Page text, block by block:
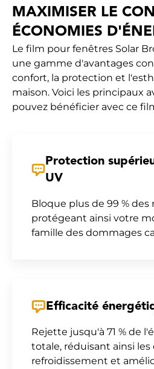
MAXIMISER LE
ÉCONOMIES
Le film pour fenêtres Solar
une gamme d'avantages
confort, la protection et
maison. Voici les principaux
pouvez bénéficier avec ce
Protection
UV
Bloque plus de 99 % des
protégeant ainsi votre
famille des dommages
Efficacité
Rejette jusqu'à 71 % de
totale, réduisant ainsi les
refroidissement et